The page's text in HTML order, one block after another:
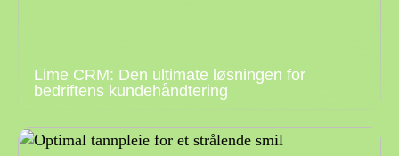
Lime CRM: Den ultimate løsningen for
bedriftens kundehåndtering